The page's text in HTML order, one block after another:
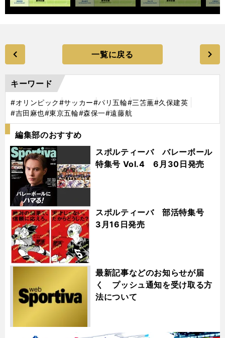
一覧に戻る
キーワード
#オリンピック#サッカー#パリ五輪#三笘薫#久保建英
#吉田麻也#東京五輪#森保一#遠藤航
編集部のおすすめ
スポルティーバ バレーボール
特集号 Vol.4 6月30日発売
スポルティーバ 部活特集号
3月16日発売
最新記事などのお知らせが届
く プッシュ通知を受け取る方
法について